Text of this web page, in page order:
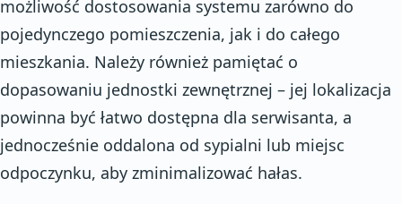
możliwość dostosowania systemu zarówno do
pojedynczego pomieszczenia, jak i do całego
mieszkania. Należy również pamiętać o
dopasowaniu jednostki zewnętrznej – jej lokalizacja
powinna być łatwo dostępna dla serwisanta, a
jednocześnie oddalona od sypialni lub miejsc
odpoczynku, aby zminimalizować hałas.